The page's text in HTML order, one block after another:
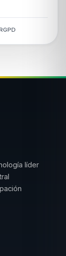
líder